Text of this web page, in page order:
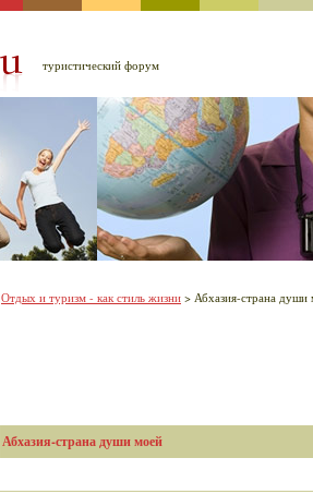
туристический форум
Отдых и туризм - как стиль жизни > Абхазия-страна души
Абхазия-страна души моей